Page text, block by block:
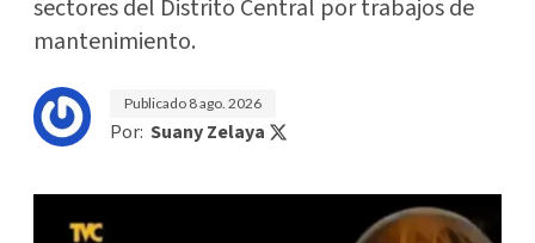
sectores del Distrito Central por trabajos de
mantenimiento.
Publicado 8 ago. 2026
Por: Suany Zelaya